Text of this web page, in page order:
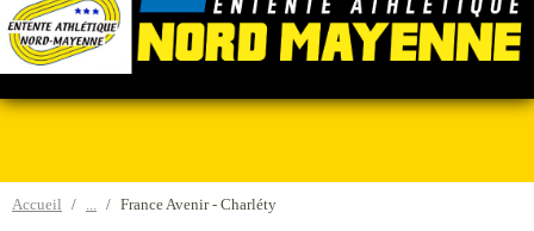
Accueil France Avenir - Charléty